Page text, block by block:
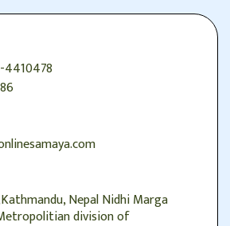
4410478
Nepal Nidhi Marga
division of